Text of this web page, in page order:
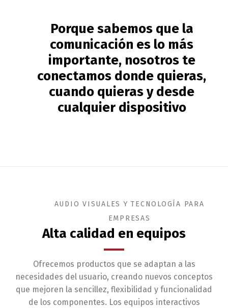
Porque sabemos que la
comunicación es lo más
importante, nosotros te
conectamos donde quieras,
cuando quieras y desde
cualquier dispositivo
AUDIO VISUALES Y TECNOLOGÍA PARA
EMPRESAS
Alta calidad en equipos
Ofrecemos productos que se adaptan a las
necesidades del usuario, creando nuevos conceptos
que mejoren la sencillez, flexibilidad y funcionalidad
de los componentes. Los equipos interactivos